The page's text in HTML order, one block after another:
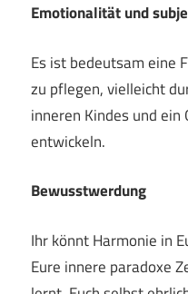
Emotionalität und
Es ist bedeutsam eine
zu pflegen, vielleicht
inneren Kindes und ein
entwickeln.
Bewusstwerdung
Ihr könnt Harmonie in
Eure innere paradoxe